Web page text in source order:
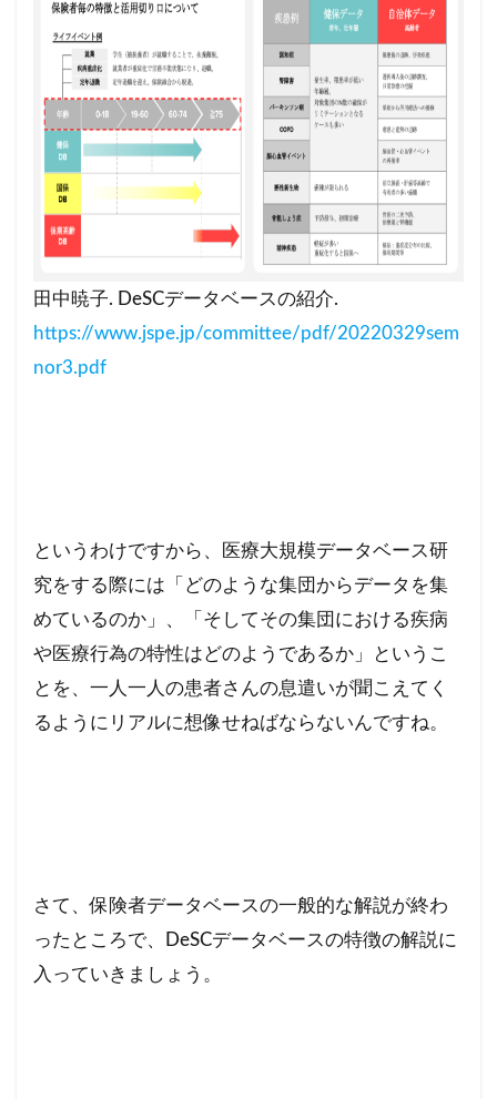
田中暁子. DeSCデータベースの紹介.
https://www.jspe.jp/committee/pdf/20220329sem
nor3.pdf
というわけですから、医療大規模データベース研
究をする際には「どのような集団からデータを集
めているのか」、「そしてその集団における疾病
や医療行為の特性はどのようであるか」というこ
とを、一人一人の患者さんの息遣いが聞こえてく
るようにリアルに想像せねばならないんですね。
さて、保険者データベースの一般的な解説が終わ
ったところで、DeSCデータベースの特徴の解説に
入っていきましょう。